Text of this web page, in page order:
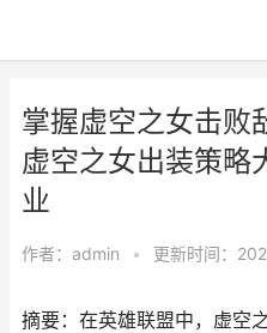
掌握虚空之女击败
虚空之女出装策略
业
作者： admin • 更新时间：
摘要：在英雄联盟中，虚空